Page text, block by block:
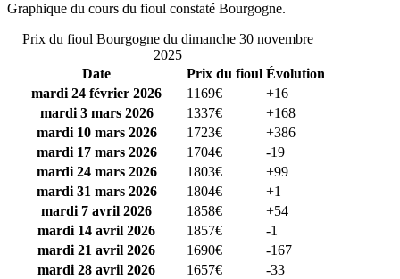
Graphique du cours du fioul constaté Bourgogne.
Prix du fioul Bourgogne du dimanche 30 novembre
2025
Date
Prix du fioul Évolution
mardi 24 février 2026
1169€
+16
mardi 3 mars 2026
1337€
+168
mardi 10 mars 2026
1723€
+386
mardi 17 mars 2026
1704€
-19
mardi 24 mars 2026
1803€
+99
mardi 31 mars 2026
1804€
+1
mardi 7 avril 2026
1858€
+54
mardi 14 avril 2026
1857€
-1
mardi 21 avril 2026
1690€
-167
mardi 28 avril 2026
1657€
-33